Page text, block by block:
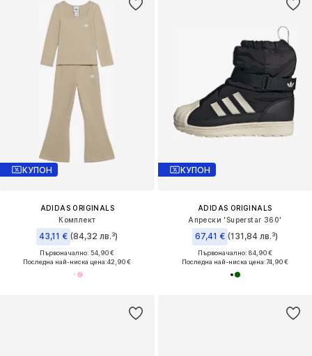
КУПОН
ADIDAS ORIGINALS
Комплект
43,11 € (84,32 лв.³)
Първоначално: 54,90 €
Последна най-ниска цена:42,90 €
КУПОН
ADIDAS ORIGINALS
Апрески 'Superstar 360'
67,41 € (131,84 лв.³)
Първоначално: 84,90 €
Последна най-ниска цена:74,90 €